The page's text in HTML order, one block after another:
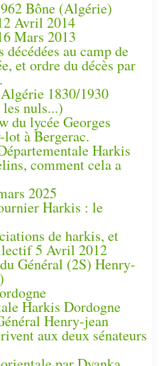
Bône (Algérie)
Avril 2014
Mars 2013
au camp de
et ordre du décès par
1830/1930
nuls...)
du lycée Georges
à Bergerac.
Harkis
comment cela a
2025
Harkis : le
de harkis, et
5 Avril 2012
Général (2S) Henry-
Harkis Dordogne
Henry-jean
aux deux sénateurs